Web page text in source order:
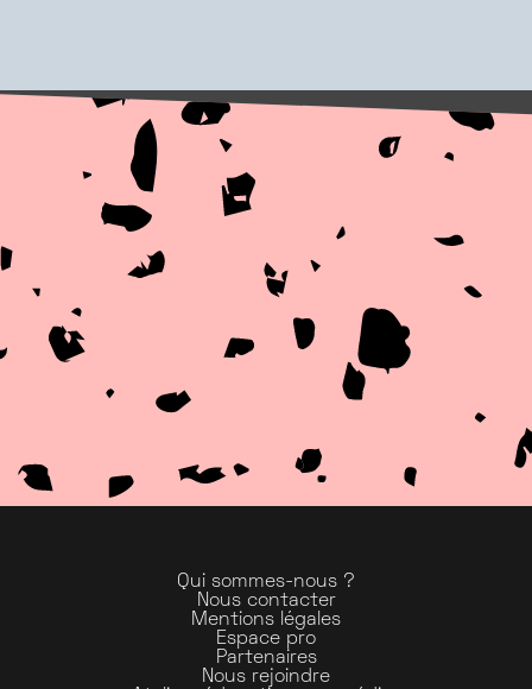
Qui sommes-nous ?
Nous contacter
Mentions légales
Espace pro
Partenaires
Nous rejoindre